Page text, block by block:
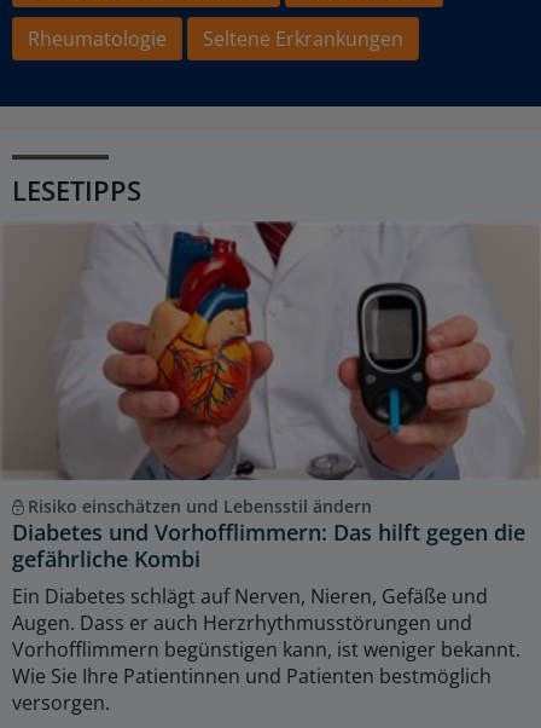
Rheumatologie
Seltene Erkrankungen
LESETIPPS
Risiko einschätzen und Lebensstil ändern
Diabetes und Vorhofflimmern: Das hilft gegen die
gefährliche Kombi
Ein Diabetes schlägt auf Nerven, Nieren, Gefäße und
Augen. Dass er auch Herzrhythmusstörungen und
Vorhofflimmern begünstigen kann, ist weniger bekannt.
Wie Sie Ihre Patientinnen und Patienten bestmöglich
versorgen.